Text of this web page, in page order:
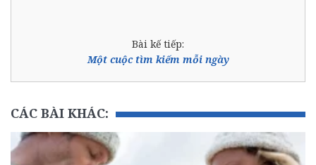
Bài kế tiếp:
Một cuộc tìm kiếm mỗi ngày
CÁC BÀI KHÁC: